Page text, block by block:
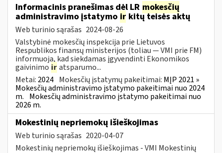
Informacinis pranešimas dėl LR mokesčių
administravimo įstatymo ir kitų teisės aktų
Web turinio sąrašas 2024-08-26
Valstybinė mokesčių inspekcija prie Lietuvos
Respublikos finansų ministerijos (toliau — VMI prie FM)
informuoja, kad siekdamas įgyvendinti Ekonomikos
gaivinimo iratsparumo...
Metai: 2024 Mokesčių įstatymų pakeitimai: MĮP 2021 »
Mokesčių administravimo įstatymo pakeitimai nuo 2024
m. Mokesčių administravimo įstatymo pakeitimai nuo
2026 m.
Mokestinių nepriemokų išieškojimas
Web turinio sąrašas 2020-04-07
Mokestinių nepriemokų išieškojimas - VMI Mokestinių